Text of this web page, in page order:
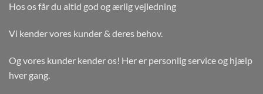
Hos os får du altid god og ærlig vejledning
Vi kender vores kunder & deres behov.
Og vores kunder kender os! Her er personlig service og hjælp
hver gang.